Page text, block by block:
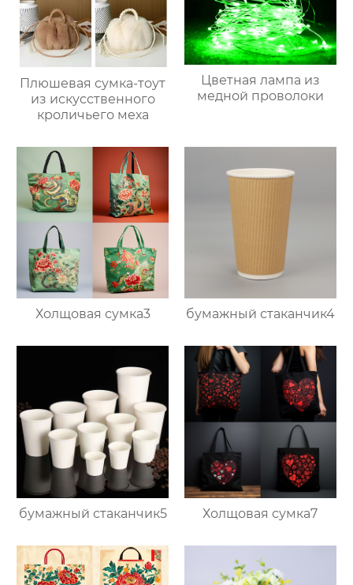
Плюшевая сумка-тоут
из искусственного
кроличьего меха
Цветная лампа из
медной проволоки
Холщовая сумка3 бумажный стаканчик4
бумажный стаканчик5 Холщовая сумка7